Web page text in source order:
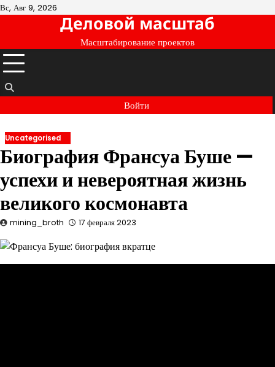
Перейти
Вс, Авг 9, 2026
Деловой масштаб
Масштабирование проектов
Войти
Uncategorised
Биография Франсуа Буше —
успехи и невероятная жизнь
великого космонавта
mining_broth 17 февраля 2023